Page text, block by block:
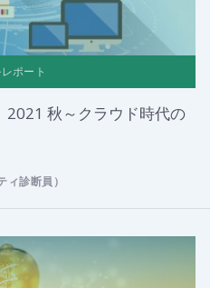
ポート
2021 秋～クラウド時代の
ィ診断員）